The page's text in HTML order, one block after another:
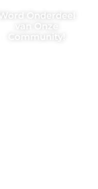
Word Onderdeel
van Onze
Community!